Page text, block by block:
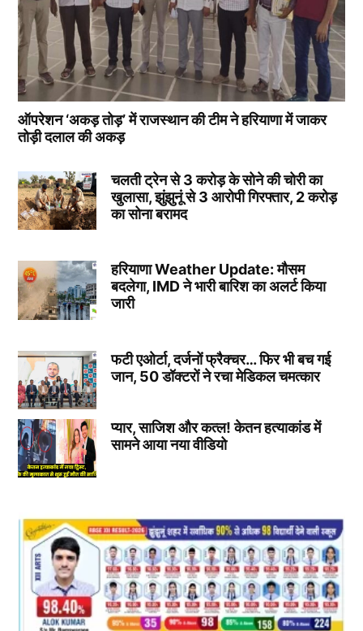
ऑपरेशन ‘अकड़ तोड़’ में राजस्थान की टीम ने हरियाणा में जाकर
तोड़ी दलाल की अकड़
चलती ट्रेन से 3 करोड़ के सोने की चोरी का
खुलासा, झुंझुनूं से 3 आरोपी गिरफ्तार, 2 करोड़
का सोना बरामद
हरियाणा Weather Update: मौसम
बदलेगा, IMD ने भारी बारिश का अलर्ट किया
जारी
फटी एओर्टा, दर्जनों फ्रैक्चर… फिर भी बच गई
जान, 50 डॉक्टरों ने रचा मेडिकल चमत्कार
प्यार, साजिश और कत्ल! केतन हत्याकांड में
सामने आया नया वीडियो